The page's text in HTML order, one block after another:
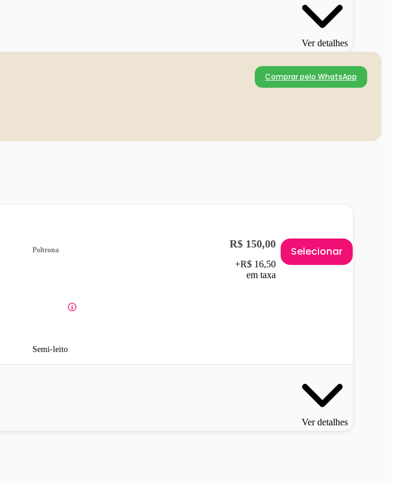
Ver detalhes
Comprar pelo WhatsApp
Poltrona
Semi-leito
R$ 150,00
+R$ 16,50
em taxa
Selecionar
Ver detalhes